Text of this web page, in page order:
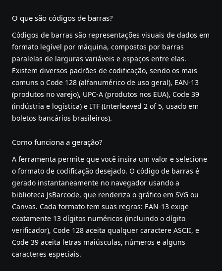
O que são códigos de barras?
Códigos de barras são representações visuais de dados em
formato legível por máquina, compostos por barras
paralelas de larguras variáveis e espaços entre elas.
Existem diversos padrões de codificação, sendo os mais
comuns o Code 128 (alfanumérico de uso geral), EAN-13
(produtos no varejo), UPC-A (produtos nos EUA), Code 39
(indústria e logística) e ITF (Interleaved 2 of 5, usado em
boletos bancários brasileiros).
Como funciona a geração?
A ferramenta permite que você insira um valor e selecione
o formato de codificação desejado. O código de barras é
gerado instantaneamente no navegador usando a
biblioteca JsBarcode, que renderiza o gráfico em SVG ou
Canvas. Cada formato tem suas regras: EAN-13 exige
exatamente 13 dígitos numéricos (incluindo o dígito
verificador), Code 128 aceita qualquer caractere ASCII, e
Code 39 aceita letras maiúsculas, números e alguns
caracteres especiais.